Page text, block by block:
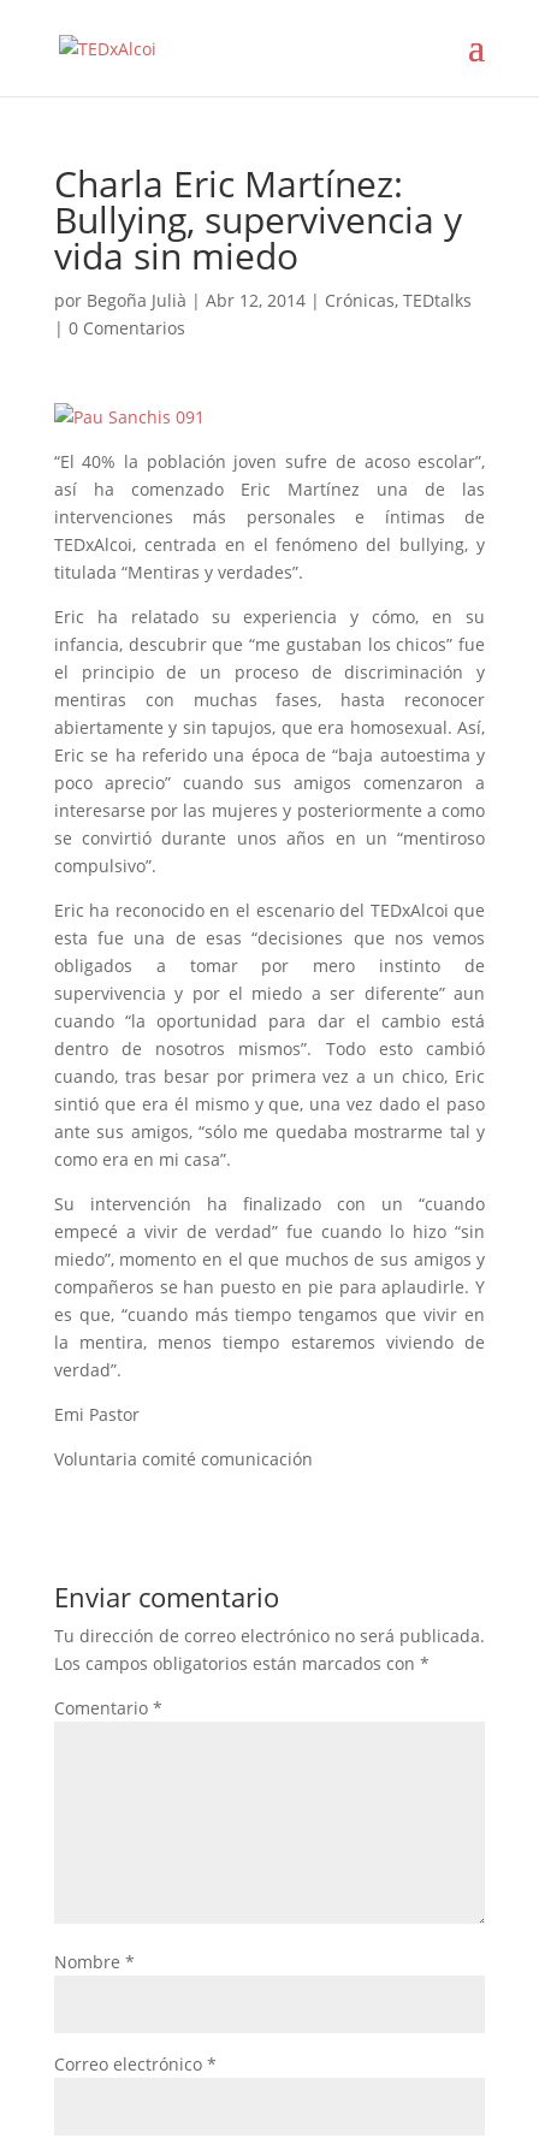
Charla Eric Martínez:
Bullying, supervivencia y
vida sin miedo
por Begoña Julià | Abr 12, 2014| Crónicas, TEDtalks
| 0 Comentarios
“El 40% la población joven sufre de acoso escolar”,
así ha comenzado Eric Martínez una de las
intervenciones más personales e íntimas de
TEDxAlcoi, centrada en el fenómeno del bullying, y
titulada “Mentiras y verdades”.
Eric ha relatado su experiencia y cómo, en su
infancia, descubrir que “me gustaban los chicos” fue
el principio de un proceso de discriminación y
mentiras con muchas fases, hasta reconocer
abiertamente y sin tapujos, que era homosexual. Así,
Eric se ha referido una época de “baja autoestima y
poco aprecio” cuando sus amigos comenzaron a
interesarse por las mujeres y posteriormente a como
se convirtió durante unos años en un “mentiroso
compulsivo”.
Eric ha reconocido en el escenario del TEDxAlcoi que
esta fue una de esas “decisiones que nos vemos
obligados a tomar por mero instinto de
supervivencia y por el miedo a ser diferente” aun
cuando “la oportunidad para dar el cambio está
dentro de nosotros mismos”. Todo esto cambió
cuando, tras besar por primera vez a un chico, Eric
sintió que era él mismo y que, una vez dado el paso
ante sus amigos, “sólo me quedaba mostrarme tal y
como era en mi casa”.
Su intervención ha finalizado con un “cuando
empecé a vivir de verdad” fue cuando lo hizo “sin
miedo”, momento en el que muchos de sus amigos y
compañeros se han puesto en pie para aplaudirle. Y
es que, “cuando más tiempo tengamos que vivir en
la mentira, menos tiempo estaremos viviendo de
verdad”.
Emi Pastor
Voluntaria comité comunicación
Enviar comentario
Tu dirección de correo electrónico no será publicada.
Los campos obligatorios están marcados con *
Comentario *
Nombre *
Correo electrónico *